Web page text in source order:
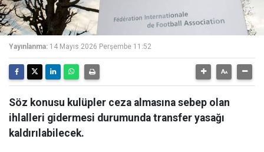
Yayınlanma: 14 Mayıs 2026 Perşembe 11:52
Söz konusu kulüpler ceza almasına sebep olan
ihlalleri gidermesi durumunda transfer yasağı
kaldırılabilecek.